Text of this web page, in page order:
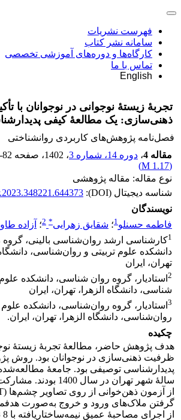
فهرست نشریات
سامانه نشر کتاب
کارگاه‌ها و دوره‌های آموزشی تخصصی
تماس با ما
English
تجربۀ زیستۀ نوجوانی در نوجوانان با
ذهنی‌سازی: یک مطالعۀ کیفی
فصل‌نامه پژوهش‌های کاربردی روانشناختی
مقاله 4
، دوره 14، شماره 3 ، 1402 ، صفحه 82
(
1.17 M
)
نوع مقاله: مقاله پژوهشی
شناسه دیجیتال (DOI):
نویسندگان
فاطمه حسنلو1؛ شقایق زهرایی*
2؛ آزاده
1کارشناسی ارشد روان‌شناسی بالینی،
دانشکده علوم تربیتی و روان‌شناسی،
تهران، ایران
2 استادیار، گروه روان شناسی، دانشکده
شناسی، دانشگاه الزهرا، تهران، ایران
3 استادیار، گروه روان‌شناسی، دانشکده علوم
روان‌شناسی، دانشگاه الزهرا، تهران، ایران.
چکیده
هدف پژوهش حاضر، مطالعۀ تجربۀ زیستۀ
ظرفیت ذهنی‌سازی در نوجوانان بود. روش
سالۀ شهر تهران در سال
گرفتن ملاک‌های ورود و خروج به‌صورت